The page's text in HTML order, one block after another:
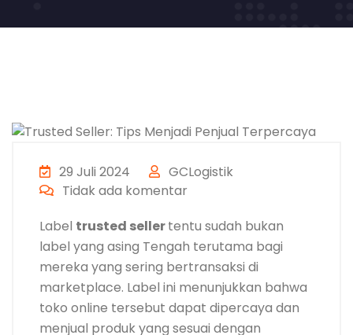
29 Juli 2024
GCLogistik
Tidak ada komentar
Label trusted sellertentu sudah bukan
label yang asing Tengah terutama bagi
mereka yang sering bertransaksi di
marketplace. Label ini menunjukkan bahwa
toko online tersebut dapat dipercaya dan
menjual produk yang sesuai dengan